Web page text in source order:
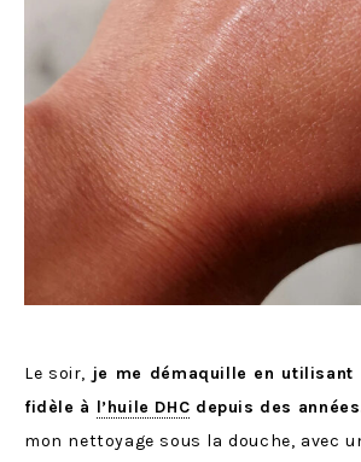
Le soir, je me démaquille en utilisant
fidèle à l’huile DHC depuis des
mon nettoyage sous la douche, avec